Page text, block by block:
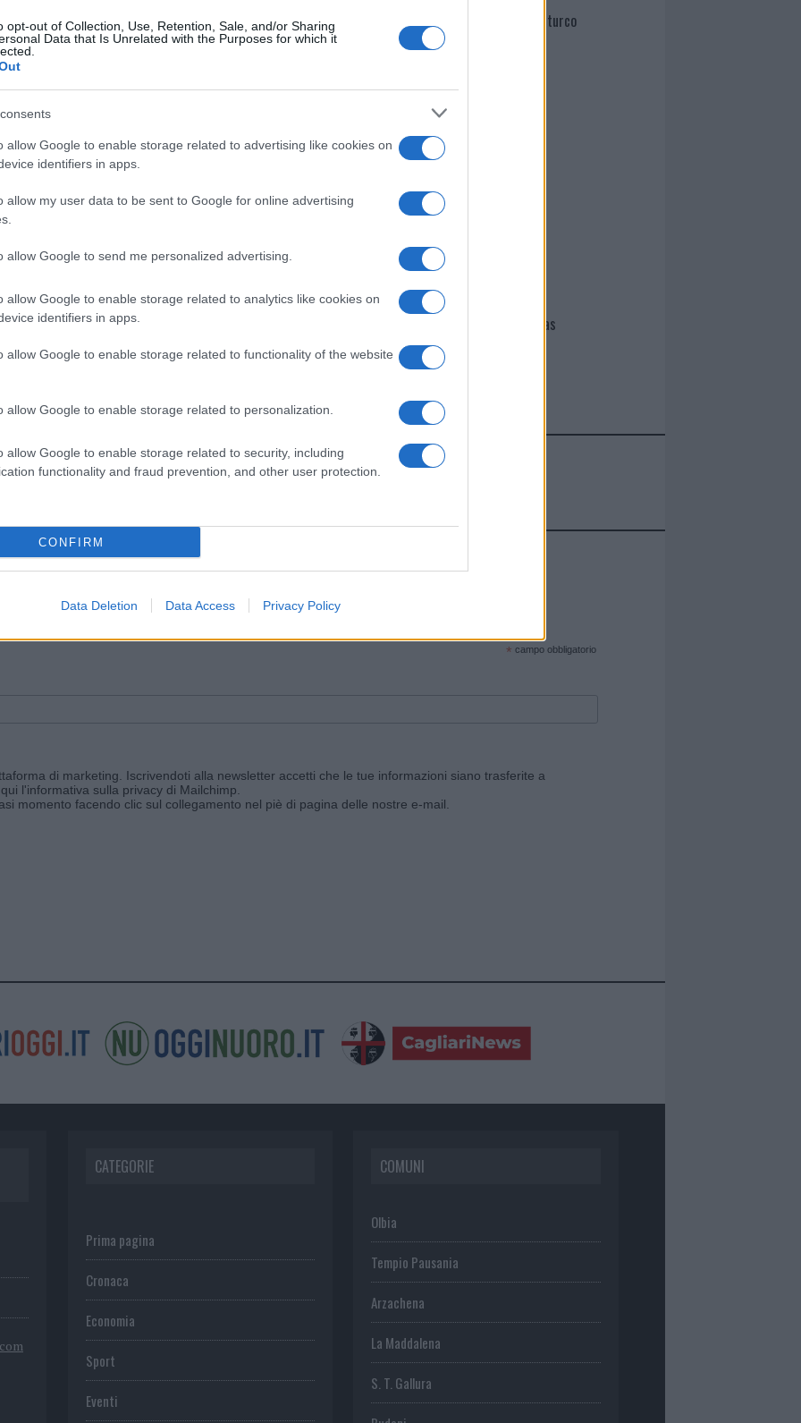
opt-out of Collection, Use, Retention, Sale, and/or Sharing
Data that Is Unrelated with the Purposes for which it
allow Google to enable storage related to advertising like cookies on
identifiers in apps.
allow my user data to be sent to Google for online advertising
allow Google to send me personalized advertising.
allow Google to enable storage related to analytics like cookies on
identifiers in apps.
allow Google to enable storage related to functionality of the website
allow Google to enable storage related to personalization.
allow Google to enable storage related to security, including
functionality and fraud prevention, and other user protection.
CONFIRM
Data Deletion Data Access Privacy Policy
Martina Agostina Diturco
I nostri cari
I nostri cari
Giovannimaria Cabras
Invia un Comunicato Stampa|Pubblicità|Segnala
e ricevi le nostre email periodiche contenenti le ultime notizie pubblicate sul sito web!
* campo obbligatorio
di marketing. Iscrivendoti alla newsletter accetti che le tue informazioni siano trasferite a
l'informativa sulla privacy di Mailchimp
momento facendo clic sul collegamento nel piè di pagina delle nostre e-mail.
CATEGORIE
Prima pagina
Cronaca
Economia
Sport
Eventi
COMUNI
Olbia
Tempio Pausania
Arzachena
La Maddalena
S. T. Gallura